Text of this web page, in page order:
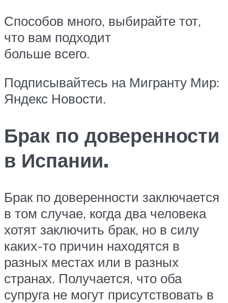
Способов много, выбирайте тот,
что вам подходит
больше всего.
Подписывайтесь на Мигранту Мир:
Яндекс Новости.
Брак по доверенности
в Испании.
Брак по доверенности заключается
в том случае, когда два человека
хотят заключить брак, но в силу
каких-то причин находятся в
разных местах или в разных
странах. Получается, что оба
супруга не могут присутствовать в